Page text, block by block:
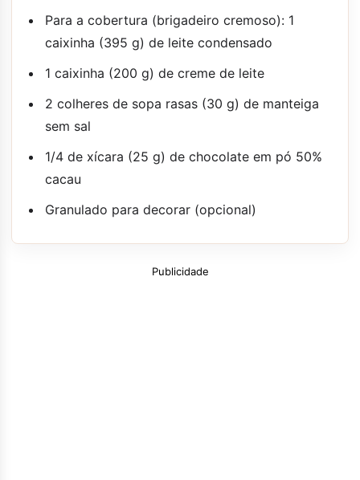
Para a cobertura (brigadeiro cremoso): 1
caixinha (395 g) de leite condensado
1 caixinha (200 g) de creme de leite
2 colheres de sopa rasas (30 g) de manteiga
sem sal
1/4 de xícara (25 g) de chocolate em pó 50%
cacau
Granulado para decorar (opcional)
Publicidade